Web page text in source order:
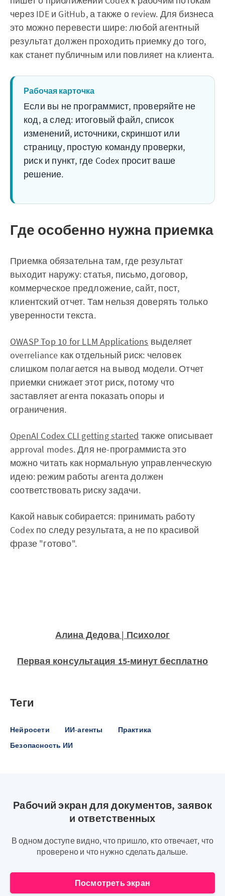
через IDE и GitHub, а также о review. Для бизнеса
это можно перевести шире: любой агентный
результат должен проходить приемку до того,
как станет публичным или повлияет на клиента.
Рабочая карточка
Если вы не программист, проверяйте не
код, а след: итоговый файл, список
изменений, источники, скриншот или
страницу, простую команду проверки,
риск и пункт, где Codex просит ваше
решение.
Где особенно нужна приемка
Приемка обязательна там, где результат
выходит наружу: статья, письмо, договор,
коммерческое предложение, сайт, пост,
клиентский отчет. Там нельзя доверять только
уверенности текста.
OWASP Top 10 for LLM Applications выделяет
overreliance как отдельный риск: человек
слишком полагается на вывод модели. Отчет
приемки снижает этот риск, потому что
заставляет агента показать опоры и
ограничения.
OpenAI Codex CLI getting started также описывает
approval modes. Для не-программиста это
можно читать как нормальную управленческую
идею: режим работы агента должен
соответствовать риску задачи.
Какой навык собирается: принимать работу
Codex по следу результата, а не по красивой
фразе "готово".
Алина Дедова | Психолог
Первая консультация 15-минут бесплатно
Теги
Нейросети ИИ-агенты
Практика
Безопасность ИИ
Рабочий экран для документов, заявок
и ответственных
В одном доступе видно, что пришло, кто отвечает, что
проверено и что нужно сделать дальше.
Посмотреть экран